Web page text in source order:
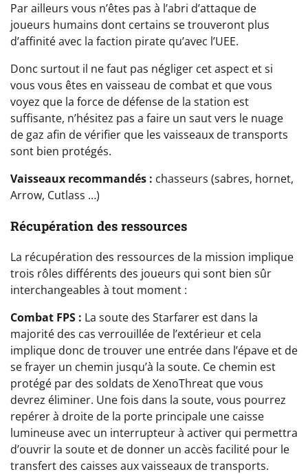
Par ailleurs vous n’êtes pas à l’abri d’attaque de
joueurs humains dont certains se trouveront plus
d’affinité avec la faction pirate qu’avec l’UEE.
Donc surtout il ne faut pas négliger cet aspect et si
vous vous êtes en vaisseau de combat et que vous
voyez que la force de défense de la station est
suffisante, n’hésitez pas a faire un saut vers le nuage
de gaz afin de vérifier que les vaisseaux de transports
sont bien protégés.
Vaisseaux recommandés : chasseurs (sabres, hornet,
Arrow, Cutlass …)
Récupération des ressources
La récupération des ressources de la mission implique
trois rôles différents des joueurs qui sont bien sûr
interchangeables à tout moment :
Combat FPS : La soute des Starfarer est dans la
majorité des cas verrouillée de l’extérieur et cela
implique donc de trouver une entrée dans l’épave et de
se frayer un chemin jusqu’à la soute. Ce chemin est
protégé par des soldats de XenoThreat que vous
devrez éliminer. Une fois dans la soute, vous pourrez
repérer à droite de la porte principale une caisse
lumineuse avec un interrupteur à activer qui permettra
d’ouvrir la soute et de donner un accès facilité pour le
transfert des caisses aux vaisseaux de transports.